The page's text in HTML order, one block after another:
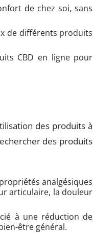
de chez soi, sans
de différents produits
CBD en ligne pour
des produits à
des produits
analgésiques
articulaire, la douleur
à une réduction de
être général.